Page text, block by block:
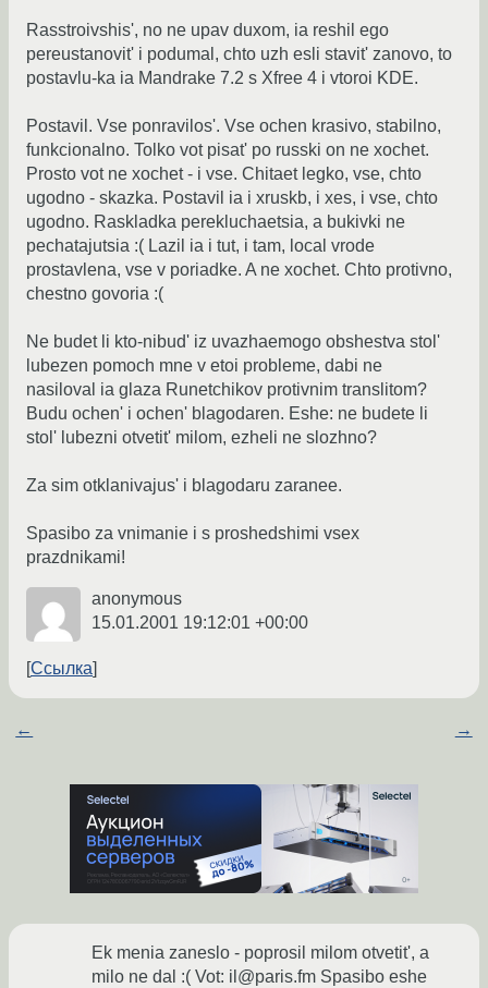
Rasstroivshis', no ne upav duxom, ia reshil ego
pereustanovit' i podumal, chto uzh esli stavit' zanovo, to
postavlu-ka ia Mandrake 7.2 s Xfree 4 i vtoroi KDE.
Postavil. Vse ponravilos'. Vse ochen krasivo, stabilno,
funkcionalno. Tolko vot pisat' po russki on ne xochet.
Prosto vot ne xochet - i vse. Chitaet legko, vse, chto
ugodno - skazka. Postavil ia i xruskb, i xes, i vse, chto
ugodno. Raskladka perekluchaetsia, a bukivki ne
pechatajutsia :( Lazil ia i tut, i tam, local vrode
prostavlena, vse v poriadke. A ne xochet. Chto protivno,
chestno govoria :(
Ne budet li kto-nibud' iz uvazhaemogo obshestva stol'
lubezen pomoch mne v etoi probleme, dabi ne
nasiloval ia glaza Runetchikov protivnim translitom?
Budu ochen' i ochen' blagodaren. Eshe: ne budete li
stol' lubezni otvetit' milom, ezheli ne slozhno?
Za sim otklanivajus' i blagodaru zaranee.
Spasibo za vnimanie i s proshedshimi vsex
prazdnikami!
anonymous
15.01.2001 19:12:01 +00:00
Ссылка
← →
Ek menia zaneslo - poprosil milom otvetit', a
milo ne dal :( Vot: il@paris.fm Spasibo eshe